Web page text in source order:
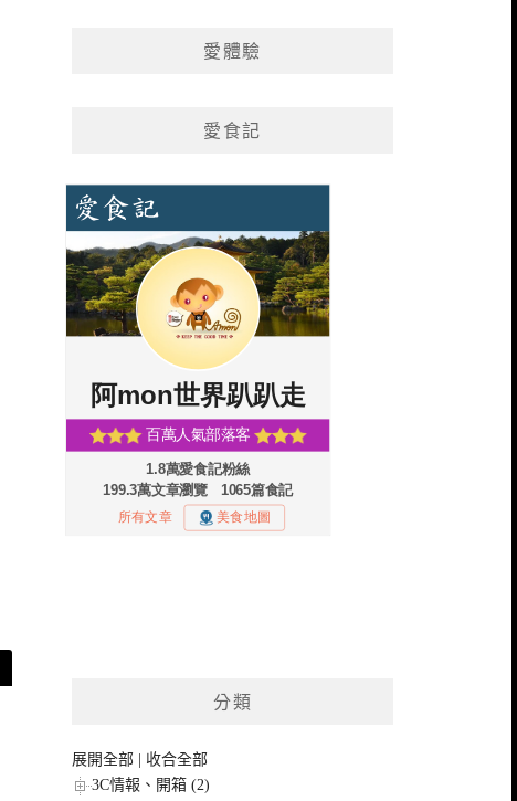
愛體驗
愛食記
分類
展開全部
收合全部
3C情報、開箱 (2)